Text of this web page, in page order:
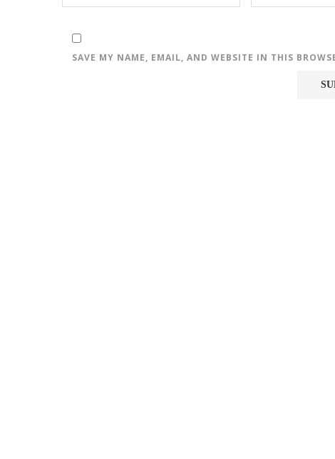
SAVE MY NAME, EMAIL, AND WEBSITE IN THIS